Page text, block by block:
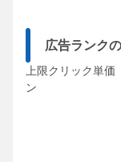
広告ランク
上限クリック単
ン